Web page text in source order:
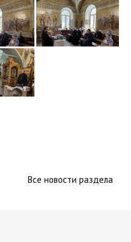
Все новости раздела